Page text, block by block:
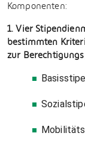
Komponenten:
1. Vier
bestimmten
zur